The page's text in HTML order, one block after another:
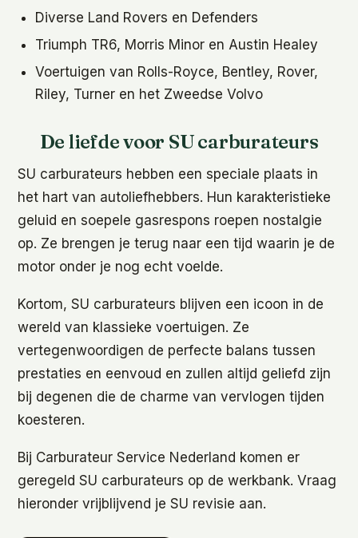
Diverse Land Rovers en Defenders
Triumph TR6, Morris Minor en Austin Healey
Voertuigen van Rolls-Royce, Bentley, Rover,
Riley, Turner en het Zweedse Volvo
De liefde voor SU carburateurs
SU carburateurs hebben een speciale plaats in
het hart van autoliefhebbers. Hun karakteristieke
geluid en soepele gasrespons roepen nostalgie
op. Ze brengen je terug naar een tijd waarin je de
motor onder je nog echt voelde.
Kortom, SU carburateurs blijven een icoon in de
wereld van klassieke voertuigen. Ze
vertegenwoordigen de perfecte balans tussen
prestaties en eenvoud en zullen altijd geliefd zijn
bij degenen die de charme van vervlogen tijden
koesteren.
Bij Carburateur Service Nederland komen er
geregeld SU carburateurs op de werkbank. Vraag
hieronder vrijblijvend je SU revisie aan.